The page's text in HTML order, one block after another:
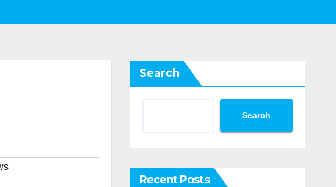
Search
Search
Recent Posts